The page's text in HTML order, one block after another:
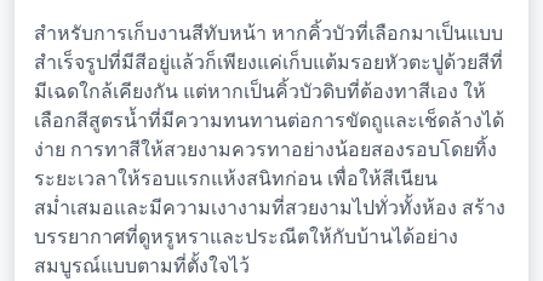
สำหรับการเก็บงานสีทับหน้า หากคิ้วบัวที่เลือกมาเป็นแบบ
สำเร็จรูปที่มีสีอยู่แล้วก็เพียงแค่เก็บแต้มรอยหัวตะปูด้วยสีที่
มีเฉดใกล้เคียงกัน แต่หากเป็นคิ้วบัวดิบที่ต้องทาสีเอง ให้
เลือกสีสูตรน้ำที่มีความทนทานต่อการขัดถูและเช็ดล้างได้
ง่าย การทาสีให้สวยงามควรทาอย่างน้อยสองรอบโดยทิ้ง
ระยะเวลาให้รอบแรกแห้งสนิทก่อน เพื่อให้สีเนียน
สม่ำเสมอและมีความเงางามที่สวยงามไปทั่วทั้งห้อง สร้าง
บรรยากาศที่ดูหรูหราและประณีตให้กับบ้านได้อย่าง
สมบูรณ์แบบตามที่ตั้งใจไว้